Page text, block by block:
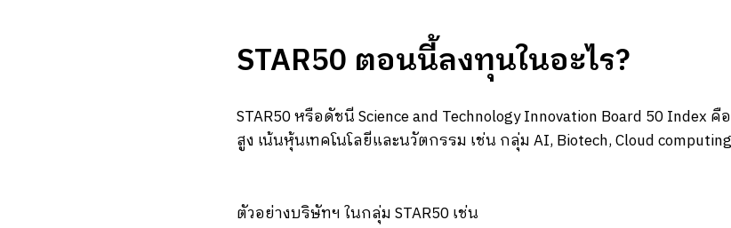
STAR50 ตอนนี้ลงทุนในอะไร?
STAR50 หรือดัชนี Science and Technology Innovation Board 50
สูง เน้นหุ้นเทคโนโลยีและนวัตกรรม เช่น กลุ่ม AI, Biotech, Cloud computing
ตัวอย่างบริษัทฯ ในกลุ่ม STAR50 เช่น